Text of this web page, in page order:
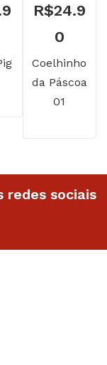
R$24.9
0
Coelhinho
da Páscoa
01
redes sociais